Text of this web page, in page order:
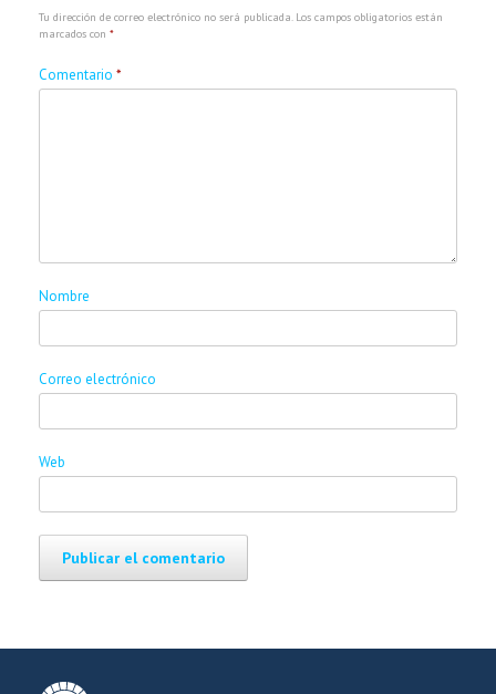
Tu dirección de correo electrónico no será publicada. Los campos obligatorios están
marcados con *
Comentario *
Nombre
Correo electrónico
Web